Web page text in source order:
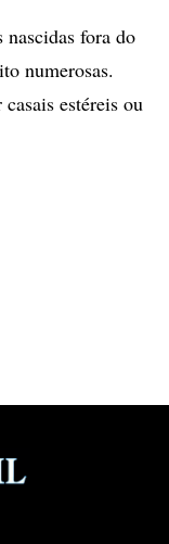
fora do
numerosas.
estéreis ou